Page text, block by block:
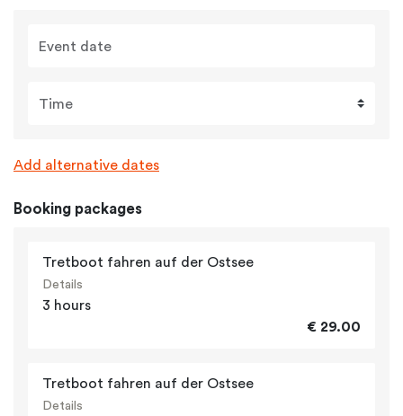
Event date
Time
Add alternative dates
Booking packages
Tretboot fahren auf der Ostsee
Details
3 hours
€ 29.00
Tretboot fahren auf der Ostsee
Details